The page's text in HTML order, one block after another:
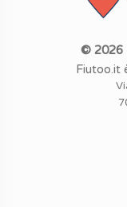
© 2026
Fiutoo.it